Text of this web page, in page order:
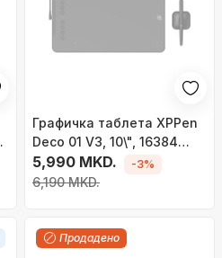
Графичка таблета XPPen
Deco 01 V3, 10\", 16384
нивоа на притисок, 8
копчиња за кратенки,
5,990 MKD.
6,190 MKD.
-3%
Продадено